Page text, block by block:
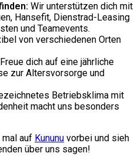
Wir unterstützen dich mit
Hansefit, Dienstrad-Leasing
und Teamevents.
von verschiedenen Orten
Freue dich auf eine jährliche
zur Altersvorsorge und
Betriebsklima mit
macht uns besonders
mal auf Kununu vorbei und sieh
über uns sagen!